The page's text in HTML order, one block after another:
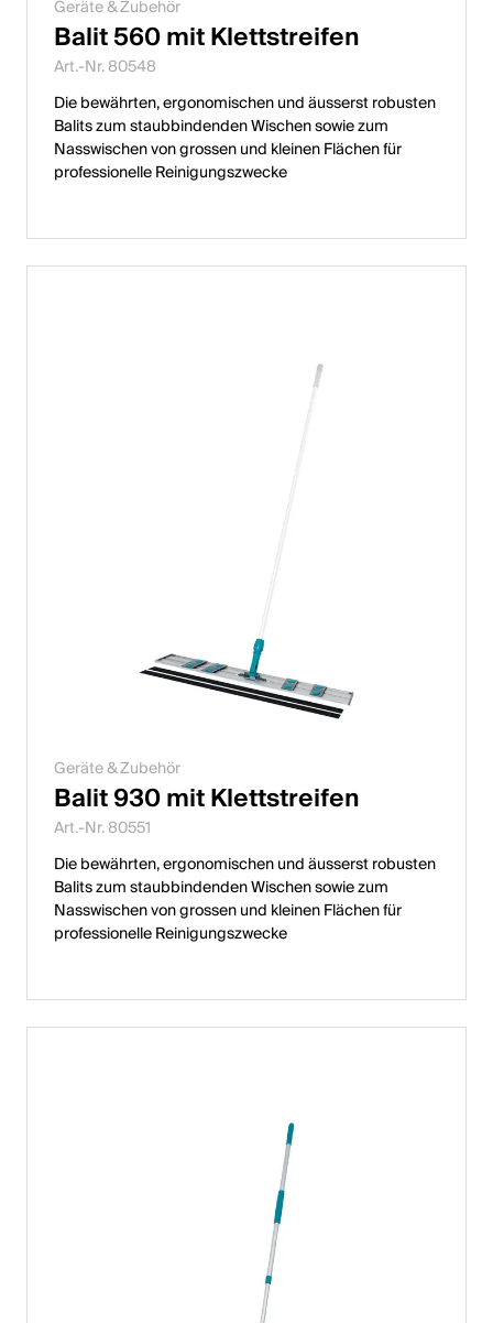
Geräte & Zubehör
Balit 560 mit Klettstreifen
Art.-Nr. 80548
Die bewährten, ergonomischen und äusserst robusten
Balits zum staubbindenden Wischen sowie zum
Nasswischen von grossen und kleinen Flächen für
professionelle Reinigungszwecke
Geräte & Zubehör
Balit 930 mit Klettstreifen
Art.-Nr. 80551
Die bewährten, ergonomischen und äusserst robusten
Balits zum staubbindenden Wischen sowie zum
Nasswischen von grossen und kleinen Flächen für
professionelle Reinigungszwecke